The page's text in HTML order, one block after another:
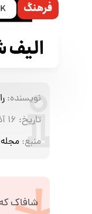
فرهنگ
الیف
نویسنده:
تاریخ: ۱۶ آذر ۱۴۰۰
منبع:
شافاک